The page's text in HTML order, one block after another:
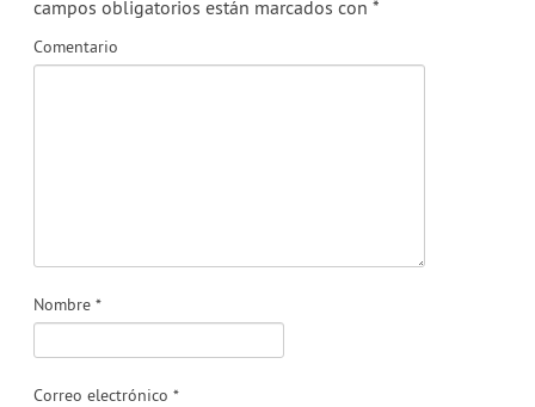
campos obligatorios están marcados con *
Comentario
Nombre *
Correo electrónico *